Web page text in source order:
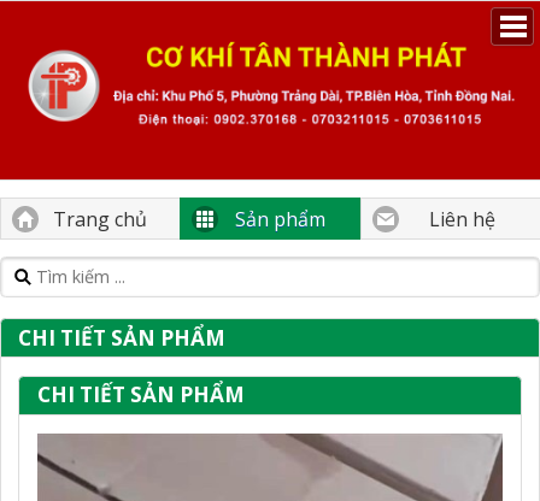
Trang chủ Sản phẩm Liên hệ
CHI TIẾT SẢN PHẨM
CHI TIẾT SẢN PHẨM